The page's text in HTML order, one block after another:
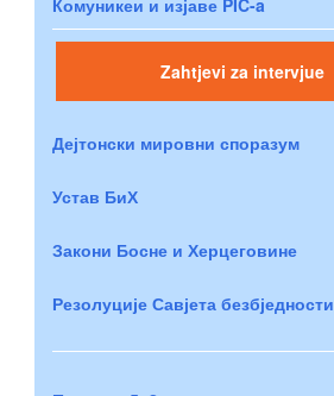
Комуникеи и изјаве PIC-a
Zahtjevi za intervjue
Дејтонски мировни споразум
Устав БиХ
Закони Босне и Херцеговине
Резолуције Савјета безбједности